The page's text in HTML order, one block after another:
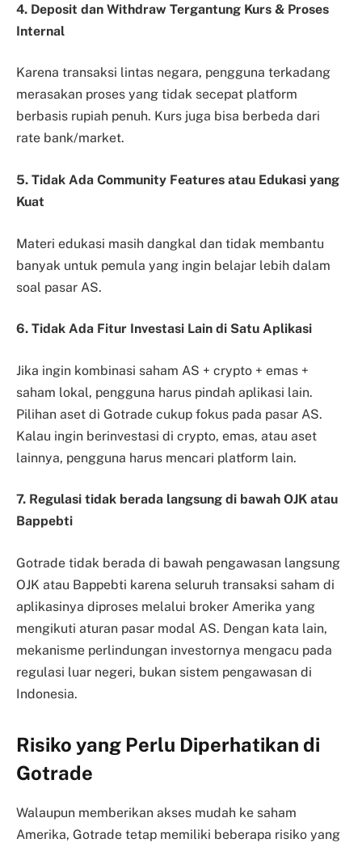
4. Deposit dan Withdraw Tergantung Kurs & Proses
Internal
Karena transaksi lintas negara, pengguna terkadang
merasakan proses yang tidak secepat platform
berbasis rupiah penuh. Kurs juga bisa berbeda dari
rate bank/market.
5. Tidak Ada Community Features atau Edukasi yang
Kuat
Materi edukasi masih dangkal dan tidak membantu
banyak untuk pemula yang ingin belajar lebih dalam
soal pasar AS.
6. Tidak Ada Fitur Investasi Lain di Satu Aplikasi
Jika ingin kombinasi saham AS + crypto + emas +
saham lokal, pengguna harus pindah aplikasi lain.
Pilihan aset di Gotrade cukup fokus pada pasar AS.
Kalau ingin berinvestasi di crypto, emas, atau aset
lainnya, pengguna harus mencari platform lain.
7. Regulasi tidak berada langsung di bawah OJK atau
Bappebti
Gotrade tidak berada di bawah pengawasan langsung
OJK atau Bappebti karena seluruh transaksi saham di
aplikasinya diproses melalui broker Amerika yang
mengikuti aturan pasar modal AS. Dengan kata lain,
mekanisme perlindungan investornya mengacu pada
regulasi luar negeri, bukan sistem pengawasan di
Indonesia.
Risiko yang Perlu Diperhatikan di
Gotrade
Walaupun memberikan akses mudah ke saham
Amerika, Gotrade tetap memiliki beberapa risiko yang